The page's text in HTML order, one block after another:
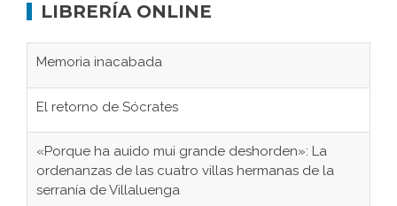
LIBRERÍA ONLINE
Memoria inacabada
El retorno de Sócrates
«Porque ha auido mui grande deshorden»: La
ordenanzas de las cuatro villas hermanas de la
serranía de Villaluenga